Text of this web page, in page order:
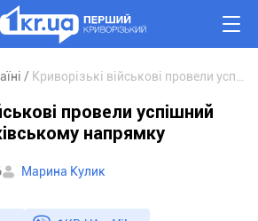
провели успішний
напрямку
Марина Кулик